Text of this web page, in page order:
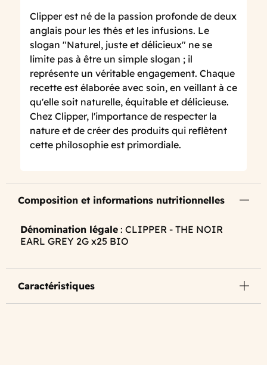
Clipper est né de la passion profonde de deux
anglais pour les thés et les infusions. Le
slogan "Naturel, juste et délicieux" ne se
limite pas à être un simple slogan ; il
représente un véritable engagement. Chaque
recette est élaborée avec soin, en veillant à ce
qu'elle soit naturelle, équitable et délicieuse.
Chez Clipper, l'importance de respecter la
nature et de créer des produits qui reflètent
cette philosophie est primordiale.
Composition et informations nutritionnelles
Dénomination légale : CLIPPER - THE NOIR
EARL GREY 2G x25 BIO
Caractéristiques